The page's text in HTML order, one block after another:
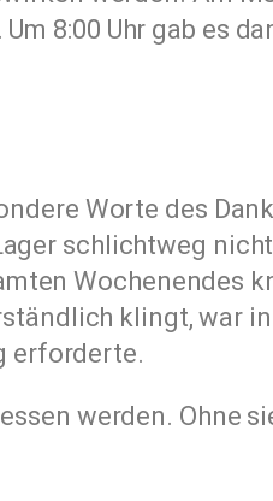
8:00 Uhr gab es
Worte des
schlichtweg
Wochenendes
klingt, war
erforderte.
werden. Ohne